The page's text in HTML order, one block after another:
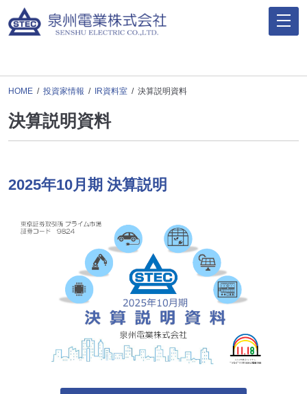
HOME 投資家情報 IR資料室 決算説明資料
決算説明資料
2025年10月期 決算説明